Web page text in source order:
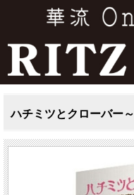
ハチミツとクローバー